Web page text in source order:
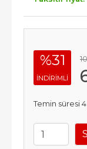
%31
INDIRIMLI
Temin süresi